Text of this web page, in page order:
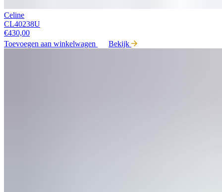
Celine
CL40238U
€430,00
Toevoegen aan winkelwagen
Bekijk